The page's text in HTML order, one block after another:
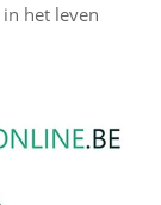
in het leven